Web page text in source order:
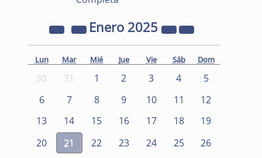
Enero 2025
Lun Mar Mié Jue Vie Sáb Dom
30 31 1 2 3 4
5
6
7 8 9 10 11
12
13
14 15 16 17 18
19
20
21 22 23 24 25
26